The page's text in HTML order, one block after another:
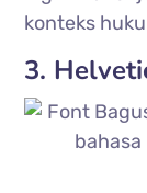
konteks
3.